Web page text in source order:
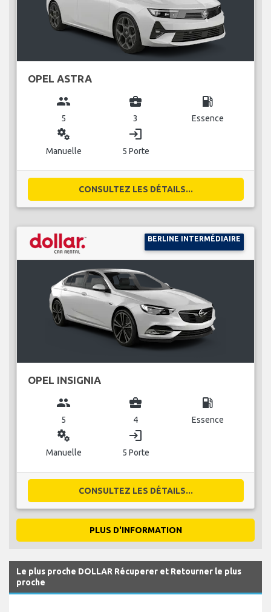
OPEL ASTRA
group
5
business_center
3
local_gas_station
Essence
miscellaneous_services
Manuelle
login
5 Porte
CONSULTEZ LES DÉTAILS...
BERLINE INTERMÉDIAIRE
OPEL INSIGNIA
group
5
business_center
4
local_gas_station
Essence
miscellaneous_services
Manuelle
login
5 Porte
CONSULTEZ LES DÉTAILS...
PLUS D'INFORMATION
Le plus proche DOLLAR Récuperer et Retourner le plus
proche